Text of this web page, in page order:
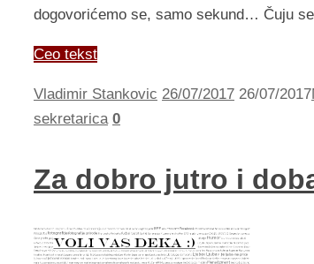
dogovorićemo se, samo sekund… Čuju
Ceo tekst
Vladimir Stankovic 26/07/2017 26/07/2017
sekretarica 0
Za dobro jutro i